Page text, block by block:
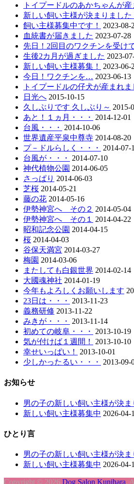
トイプードルのあかちゃんが
新しい飼い主様が決まりました
飼い主様募集中です！
2023-08-
血統書が届きました 2023-07-28
先日！2回目のワクチンを受け
生後2カ月が過ぎました 2023-
新しい飼い主様募集！
2023-06-
今日！ワクチンを… 2023-06-13
トイプードルの仔犬が産まれま
日光へ 2015-10-15
久しぶりです 久しぶり～ 2015-
あと！１ヵ月・・・
2014-12-01
台風・・・
2014-10-06
世界遺産平泉中尊寺 2014-08-20
プ－ドルらしく・・・
2014-07-
台風が・・・
2014-07-10
神代植物公園 2014-06-05
さっぱり 2014-06-03
芝桜 2014-05-21
藤の花 2014-05-16
伊勢神宮へ その２ 2014-05-04
伊勢神宮へ その１
2014-04-22
昭和記念公園 2014-04-15
桜 2014-04-03
谷保天満宮 2014-03-27
梅園 2014-03-06
またしても白銀世界 2014-02-14
大國魂神社 2014-01-19
今年もよろしくお願いします
23日は・・・
2013-11-23
義務研修 2013-11-22
みきが・・・
2013-11-14
初めての岐阜・・・
2013-10-19
気が付けば１週間！
2013-10-10
幸せいっぱい！
2013-10-01
少しかったるい・・・
2013-09-
お知らせ
男の子の新しい飼い主様が決ま
新しい飼い主様募集中 2026-04-
ひとり言
男の子の新しい飼い主様が決ま
新しい飼い主様募集中 2026-04-
Copyright © 2026 Dog Salon Kunihara.